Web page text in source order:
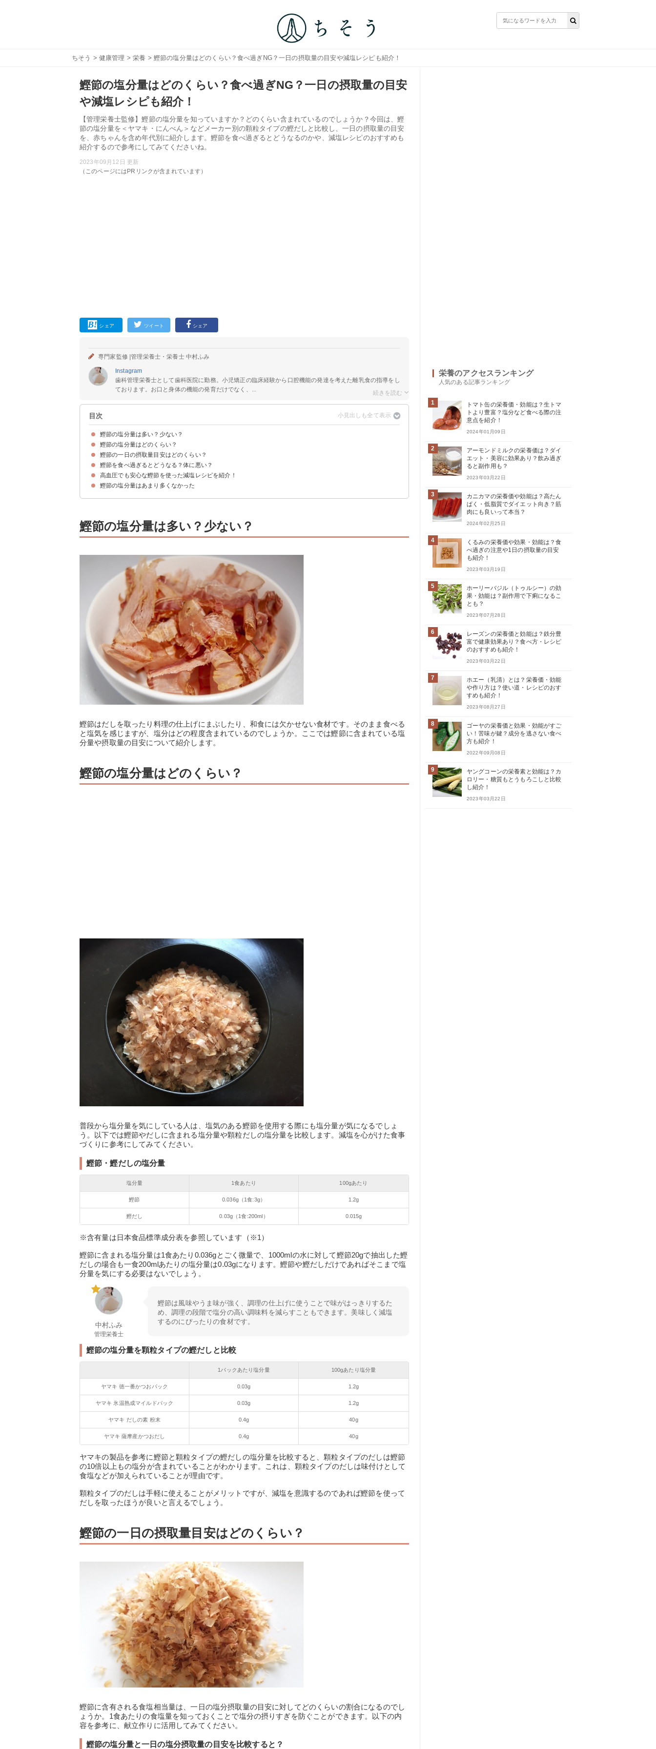
ちそう > 健康管理 >栄養 > 鰹節の塩分量はどのくらい？食べ過ぎNG？一日の摂取量の目安や減塩レシピも紹介！
鰹節の塩分量はどのくらい？食べ過ぎNG？一日の摂取量の目安
や減塩レシピも紹介！
【管理栄養士監修】鰹節の塩分量を知っていますか？どのくらい含まれているのでしょうか？今回は、鰹
節の塩分量を＜ヤマキ・にんべん＞などメーカー別の顆粒タイプの鰹だしと比較し、一日の摂取量の目安
を、赤ちゃんを含め年代別に紹介します。鰹節を食べ過ぎるとどうなるのかや、減塩レシピのおすすめも
紹介するので参考にしてみてくださいね。
2023年09月12日 更新
（このページにはPRリンクが含まれています）
シェア ツイート シェア
専門家監修 |管理栄養士・栄養士 中村ふみ
Instagram
歯科管理栄養士として歯科医院に勤務。小児矯正の臨床経験から口腔機能の発達を考えた離乳食の指導をし
ております。お口と身体の機能の発育だけでなく、...
目次
鰹節の塩分量は多い？少ない？
鰹節の塩分量はどのくらい？
鰹節・鰹だしの塩分量
鰹節の塩分量を顆粒タイプの鰹だしと比較
鰹節の一日の摂取量目安はどのくらい？
鰹節の塩分量と一日の塩分摂取量の目安を比較すると？
鰹節1日1パック程度であれば全く問題ない
鰹節を食べ過ぎるとどうなる？体に悪い？
鰹節を食べ過ぎてもあまり体に影響はない
高血圧でも安心な鰹節を使った減塩レシピを紹介！
①鶏むね肉の鰹節焼き
②新玉ねぎの鰹節マリネ
③パプリカの鰹節マリネ
鰹節の塩分量はあまり多くなかった
鰹節の塩分量は多い？少ない？
鰹節はだしを取ったり料理の仕上げにまぶしたり、和食には欠かせない食材です。そのまま食べる
と塩気を感じますが、塩分はどの程度含まれているのでしょうか。ここでは鰹節に含まれている塩
分量や摂取量の目安について紹介します。
鰹節の塩分量はどのくらい？
普段から塩分量を気にしている人は、塩気のある鰹節を使用する際にも塩分量が気になるでしょ
う。以下では鰹節やだしに含まれる塩分量や顆粒だしの塩分量を比較します。減塩を心がけた食事
づくりに参考にしてみてください。
鰹節・鰹だしの塩分量
塩分量 1食あたり 100gあたり
鰹節 0.036g（1食:3g） 1.2g
鰹だし 0.03g（1食:200ml） 0.015g
※含有量は日本食品標準成分表を参照しています（※1）
鰹節に含まれる塩分量は1食あたり0.036gとごく微量で、1000mlの水に対して鰹節20gで抽出した鰹
だしの場合も一食200mlあたりの塩分量は0.03gになります。鰹節や鰹だしだけであればそこまで塩
分量を気にする必要はないでしょう。
中村ふみ
管理栄養士
鰹節は風味やうま味が強く、調理の仕上げに使うことで味がはっきりするた
め、調理の段階で塩分の高い調味料を減らすこともできます。美味しく減塩
するのにぴったりの食材です。
鰹節の塩分量を顆粒タイプの鰹だしと比較
1パックあたり塩分量 100gあたり塩分量
ヤマキ 徳一番かつおパック 0.03g 1.2g
ヤマキ 氷温熟成マイルドパック 0.03g 1.2g
ヤマキ だしの素 粉末 0.4g 40g
ヤマキ 薩摩産かつおだし 0.4g 40g
ヤマキの製品を参考に鰹節と顆粒タイプの鰹だしの塩分量を比較すると、顆粒タイプのだしは鰹節
の10倍以上もの塩分が含まれていることがわかります。これは、顆粒タイプのだしは味付けとして
食塩などが加えられていることが理由です。
顆粒タイプのだしは手軽に使えることがメリットですが、減塩を意識するのであれば鰹節を使って
だしを取ったほうが良いと言えるでしょう。
鰹節の一日の摂取量目安はどのくらい？
鰹節に含有される食塩相当量は、一日の塩分摂取量の目安に対してどのくらいの割合になるのでし
ょうか。1食あたりの食塩量を知っておくことで塩分の摂りすぎを防ぐことができます。以下の内
容を参考に、献立作りに活用してみてください。
鰹節の塩分量と一日の塩分摂取量の目安を比較すると？
栄養のアクセスランキング
人気のある記事ランキング
1
トマト缶の栄養価・効能は？生トマ
トより豊富？塩分など食べる際の注
意点を紹介！
2024年01月09日
2
アーモンドミルクの栄養価は？ダイ
エット・美容に効果あり？飲み過ぎ
ると副作用も？
2023年03月22日
3
カニカマの栄養価や効能は？高たん
ぱく・低脂質でダイエット向き？筋
肉にも良いって本当？
2024年02月25日
4
くるみの栄養価や効果・効能は？食
べ過ぎの注意や1日の摂取量の目安
も紹介！
2023年03月19日
5
ホーリーバジル（トゥルシー）の効
果・効能は？副作用で下痢になるこ
とも？
2023年07月28日
6
レーズンの栄養価と効能は？鉄分豊
富で健康効果あり？食べ方・レシピ
のおすすめも紹介！
2023年03月22日
7
ホエー（乳清）とは？栄養価・効能
や作り方は？使い道・レシピのおす
すめも紹介！
2023年08月27日
8
ゴーヤの栄養価と効果・効能がすご
い！苦味が鍵？成分を逃さない食べ
方も紹介！
2022年09月08日
9
ヤングコーンの栄養素と効能は？カ
ロリー・糖質もとうもろこしと比較
し紹介！
2023年03月22日